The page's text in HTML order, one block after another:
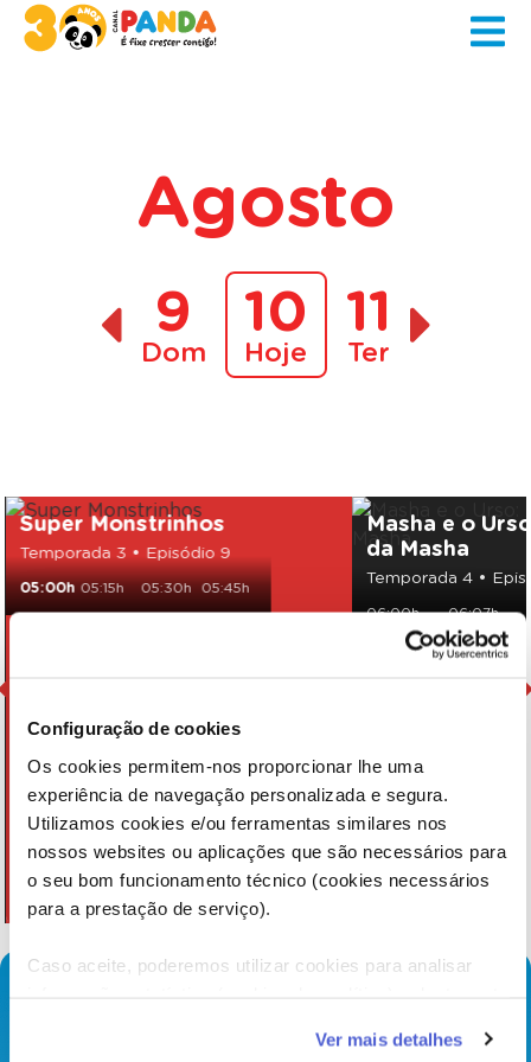
Configuração de cookies
Os cookies permitem-nos proporcionar lhe uma
experiência de navegação personalizada e segura.
Utilizamos cookies e/ou ferramentas similares nos
nossos websites ou aplicações que são necessários para
o seu bom funcionamento técnico (cookies necessários
para a prestação de serviço).
Caso aceite, poderemos utilizar cookies para analisar
funcionalidades (cookies de personalização e
Ver mais detalhes
Agosto
9
Dom
10
Hoje
11
Ter
Super Monstrinhos
Temporada 3 • Episódio 9
05:00h 05:15h 05:30h 05:45h
Masha e o
da Masha
Temporada 4 •
06:00h 06:07h